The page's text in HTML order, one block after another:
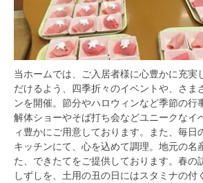
当ホームでは、ご入居者様に心豊かに充実
だけるよう、四季折々のイベントや、さま
ンを開催。節分やハロウィンなど季節の行
解体ショーやそば打ち会などユニークなイ
ィ豊かにご用意しております。また、毎日
キッチンにて、心を込めて調理。地元の名
た、できたてをご提供しております。春の
しずしを、土用の丑の日にはスタミナの付